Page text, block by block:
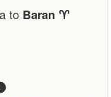
to Baran ♈︎